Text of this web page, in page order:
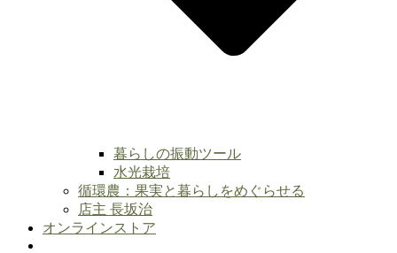
暮らしの振動ツール
水光栽培
循環農：果実と暮らしをめぐらせる
店主 長坂治
オンラインストア